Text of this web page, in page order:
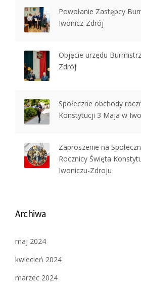
Powołanie Zastępcy
Iwonicz-Zdrój
Objęcie urzędu
Zdrój
Społeczne obchody
Konstytucji 3 Maja w
Zaproszenie na
Rocznicy Święta
Iwoniczu-Zdroju
Archiwa
maj 2024
kwiecień 2024
marzec 2024